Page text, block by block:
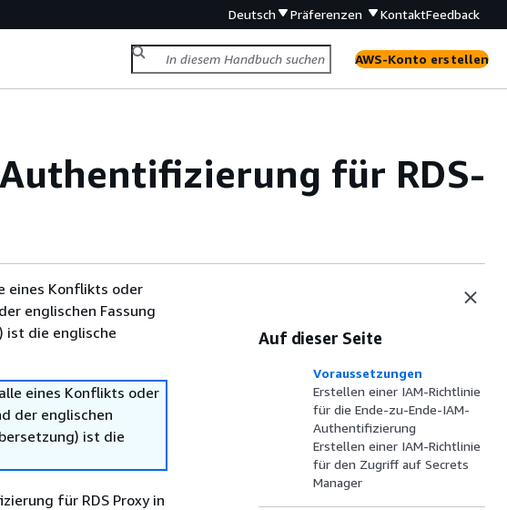
Deutsch Präferenzen KontaktFeedback
AWS-Konto erstellen
für RDS-
eines Konflikts oder
englischen Fassung
ist die englische
eines Konflikts oder
der englischen
ist die
für RDS Proxy in
Auf dieser Seite
Voraussetzungen
Erstellen einer IAM-Richtlinie
für die Ende-zu-Ende-IAM-
Authentifizierung
Erstellen einer IAM-Richtlinie
für den Zugriff auf Secrets
Manager